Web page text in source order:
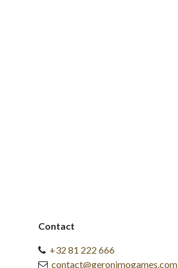
Contact
+32 81 222 666
contact@geronimogames.com